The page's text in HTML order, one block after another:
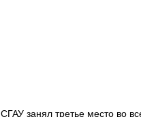
СГАУ занял третье место во